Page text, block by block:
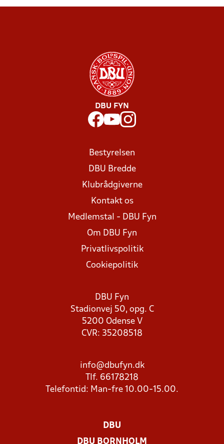
DBU FYN
Bestyrelsen
DBU Bredde
Klubrådgiverne
Kontakt os
Medlemstal - DBU Fyn
Om DBU Fyn
Privatlivspolitik
Cookiepolitik
DBU Fyn
Stadionvej 50, opg. C
5200 Odense V
CVR: 35208518
info@dbufyn.dk
Tlf. 66178218
Telefontid: Man-fre 10.00-15.00.
DBU
DBU BORNHOLM